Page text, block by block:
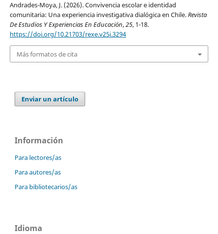
Andrades-Moya, J. (2026). Convivencia escolar e identidad
comunitaria: Una experiencia investigativa dialógica en Chile.Revista
De Estudios Y Experiencias En Educación,25, 1-18.
https://doi.org/10.21703/rexe.v25i.3294
Más formatos de cita
Enviar un artículo
Información
Para lectores/as
Para autores/as
Para bibliotecarios/as
Idioma